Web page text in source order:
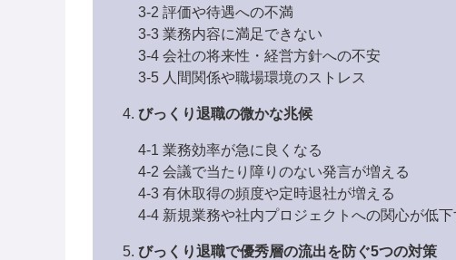
3-2 評価や待遇への不満
3-3 業務内容に満足できない
3-4 会社の将来性・経営方針への不安
3-5 人間関係や職場環境のストレス
びっくり退職の微かな兆候
4-1 業務効率が急に良くなる
4-2 会議で当たり障りのない発言が増える
4-3 有休取得の頻度や定時退社が増える
4-4 新規業務や社内プロジェクトへの関心が低下
びっくり退職で優秀層の流出を防ぐ5つの対策